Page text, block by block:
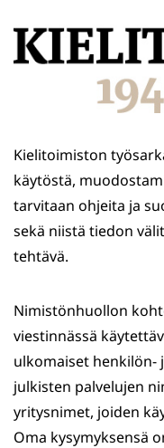
Kielitoimiston
käytöstä,
tarvitaan ohjeita ja
sekä niistä tiedon
tehtävä.
Nimistönhuollon
viestinnässä
ulkomaiset henkilön-
julkisten palvelujen
yritysnimet, joiden
Oma kysymyksensä